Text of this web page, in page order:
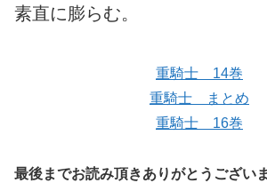
素直に膨らむ。
重騎士 14巻
重騎士 まとめ
重騎士 16巻
最後までお読み頂きありがとうございま